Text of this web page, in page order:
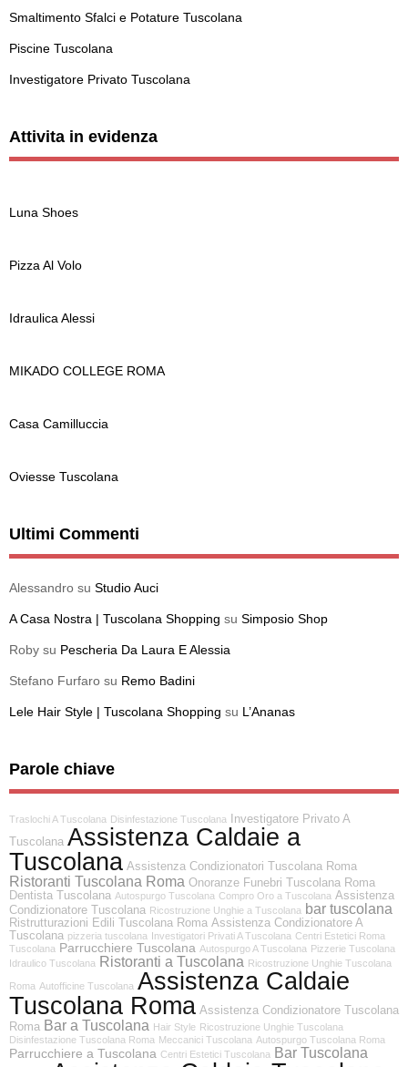
Smaltimento Sfalci e Potature Tuscolana
Piscine Tuscolana
Investigatore Privato Tuscolana
Attivita in evidenza
Luna Shoes
Pizza Al Volo
Idraulica Alessi
MIKADO COLLEGE ROMA
Casa Camilluccia
Oviesse Tuscolana
Ultimi Commenti
Alessandro su Studio Auci
A Casa Nostra | Tuscolana Shopping su Simposio Shop
Roby su Pescheria Da Laura E Alessia
Stefano Furfaro su Remo Badini
Lele Hair Style | Tuscolana Shopping su L’Ananas
Parole chiave
Traslochi A Tuscolana Disinfestazione Tuscolana
Investigatore Privato A
Tuscolana Assistenza Caldaie a
Tuscolana Assistenza Condizionatori Tuscolana Roma
Ristoranti Tuscolana Roma Onoranze Funebri Tuscolana Roma
Dentista Tuscolana Autospurgo Tuscolana Compro Oro a Tuscolana Assistenza
Condizionatore Tuscolana Ricostruzione Unghie a Tuscolana bar tuscolana
Ristrutturazioni Edili Tuscolana Roma Assistenza Condizionatore A
Tuscolana pizzeria tuscolana Investigatori Privati A Tuscolana Centri Estetici Roma
Tuscolana Parrucchiere Tuscolana Autospurgo A Tuscolana Pizzerie Tuscolana
Idraulico Tuscolana Ristoranti a Tuscolana Ricostruzione Unghie Tuscolana
Roma Autofficine Tuscolana Assistenza Caldaie
Tuscolana Roma Assistenza Condizionatore Tuscolana
Roma Bar a Tuscolana Hair Style Ricostruzione Unghie Tuscolana
Disinfestazione Tuscolana Roma Meccanici Tuscolana Autospurgo Tuscolana Roma
Parrucchiere a Tuscolana Centri Estetici Tuscolana Bar Tuscolana